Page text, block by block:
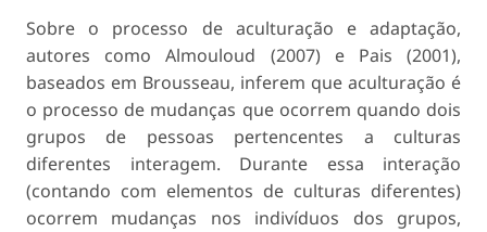
Sobre o processo de aculturação e adaptação,
autores como Almouloud (2007) e Pais (2001),
baseados em Brousseau, inferem que aculturação é
o processo de mudanças que ocorrem quando dois
grupos de pessoas pertencentes a culturas
diferentes interagem. Durante essa interação
(contando com elementos de culturas diferentes)
ocorrem mudanças nos indivíduos dos grupos,